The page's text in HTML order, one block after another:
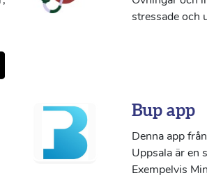
stressade och
Bup app
Denna app
Uppsala är en
Exempelvis